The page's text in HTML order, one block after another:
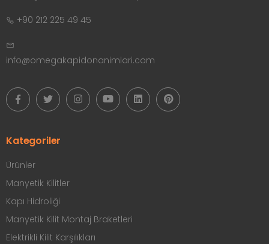
+90 212 225 49 45
info@omegakapidonanimlari.com
Kategoriler
Ürünler
Manyetik Kilitler
Kapı Hidroliği
Manyetik Kilit Montaj Braketleri
Elektrikli Kilit Karşılıkları